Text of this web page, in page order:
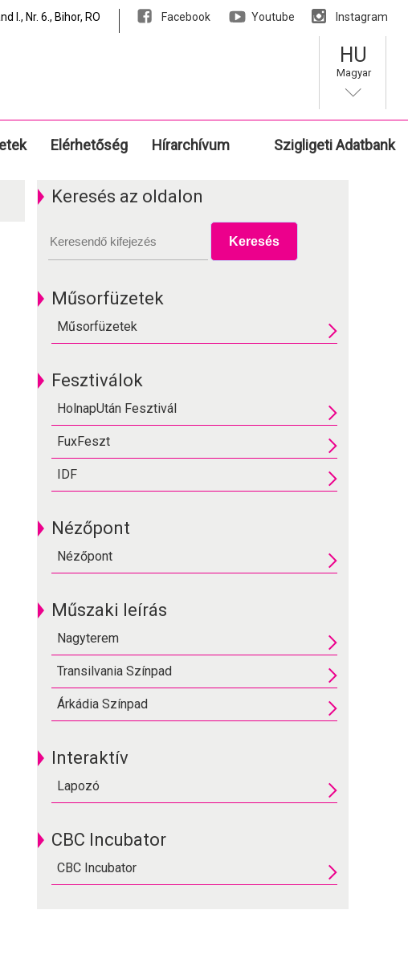
I., Nr. 6., Bihor, RO Facebook Youtube Instagram
HU
Magyar
Elérhetőség Hírarchívum Szigligeti Adatbank
Keresés az oldalon
Műsorfüzetek
Műsorfüzetek
Fesztiválok
HolnapUtán Fesztivál
FuxFeszt
IDF
Nézőpont
Nézőpont
Műszaki leírás
Nagyterem
Transilvania Színpad
Árkádia Színpad
Interaktív
Lapozó
CBC Incubator
CBC Incubator